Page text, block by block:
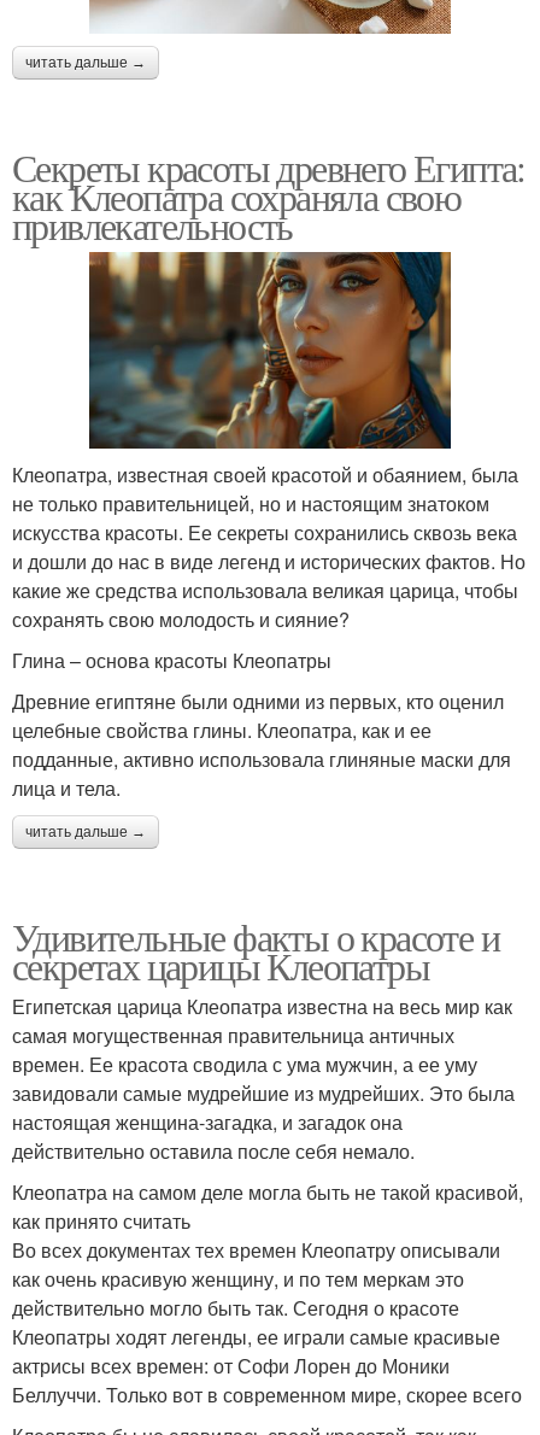
читать дальше →
Секреты красоты древнего Египта:
как Клеопатра сохраняла свою
привлекательность
Клеопатра, известная своей красотой и обаянием, была
не только правительницей, но и настоящим знатоком
искусства красоты. Ее секреты сохранились сквозь века
и дошли до нас в виде легенд и исторических фактов. Но
какие же средства использовала великая царица, чтобы
сохранять свою молодость и сияние?
Глина – основа красоты Клеопатры
Древние египтяне были одними из первых, кто оценил
целебные свойства глины. Клеопатра, как и ее
подданные, активно использовала глиняные маски для
лица и тела.
читать дальше →
Удивительные факты о красоте и
секретах царицы Клеопатры
Египетская царица Клеопатра известна на весь мир как
самая могущественная правительница античных
времен. Ее красота сводила с ума мужчин, а ее уму
завидовали самые мудрейшие из мудрейших. Это была
настоящая женщина-загадка, и загадок она
действительно оставила после себя немало.
Клеопатра на самом деле могла быть не такой красивой,
как принято считать
Во всех документах тех времен Клеопатру описывали
как очень красивую женщину, и по тем меркам это
действительно могло быть так. Сегодня о красоте
Клеопатры ходят легенды, ее играли самые красивые
актрисы всех времен: от Софи Лорен до Моники
Беллуччи. Только вот в современном мире, скорее всего